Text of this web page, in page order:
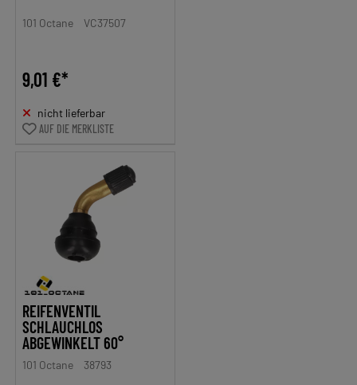
101 Octane VC37507
9,01 €*
nicht lieferbar
AUF DIE MERKLISTE
REIFENVENTIL
SCHLAUCHLOS
ABGEWINKELT 60°
101 Octane 38793